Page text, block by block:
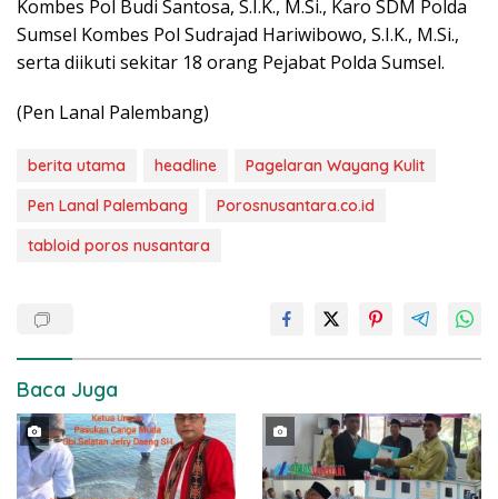
Kombes Pol Budi Santosa, S.I.K., M.Si., Karo SDM Polda
Sumsel Kombes Pol Sudrajad Hariwibowo, S.I.K., M.Si.,
serta diikuti sekitar 18 orang Pejabat Polda Sumsel.
(Pen Lanal Palembang)
berita utama headline
Pagelaran Wayang Kulit
Pen Lanal Palembang
Porosnusantara.co.id
tabloid poros nusantara
Baca Juga